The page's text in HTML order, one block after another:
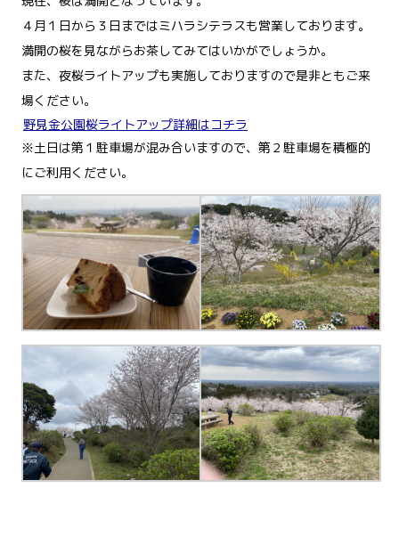
４月１日から３日まではミハラシテラスも営業しております。
満開の桜を見ながらお茶してみてはいかがでしょうか。
また、夜桜ライトアップも実施しておりますので是非ともご来
場ください。
野見金公園桜ライトアップ詳細はコチラ
※土日は第１駐車場が混み合いますので、第２駐車場を積極的
にご利用ください。